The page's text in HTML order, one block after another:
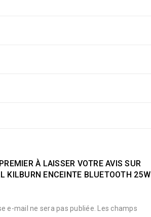
À LAISSER VOTRE AVIS SUR
KILBURN ENCEINTE BLUETOOTH 25W
e-mail ne sera pas publiée. Les champs